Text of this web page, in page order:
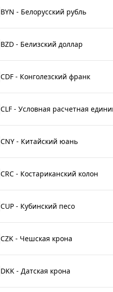
BYN - Белорусский рубль
BZD - Белизский доллар
CDF - Конголезский франк
CLF - Условная расчетная
CNY - Китайский юань
CRC - Костариканский колон
CUP - Кубинский песо
CZK - Чешская крона
DKK - Датская крона